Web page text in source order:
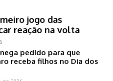
jogo das
reação na volta
pedido para que
receba filhos no Dia dos